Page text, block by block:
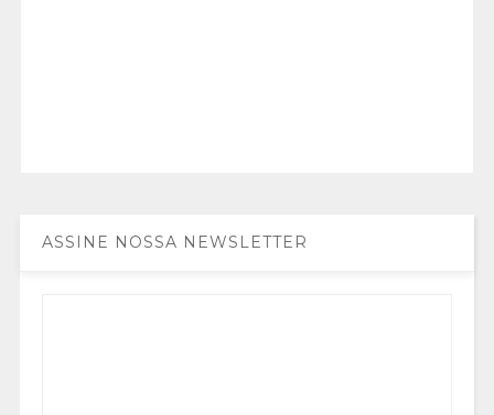
ASSINE NOSSA NEWSLETTER